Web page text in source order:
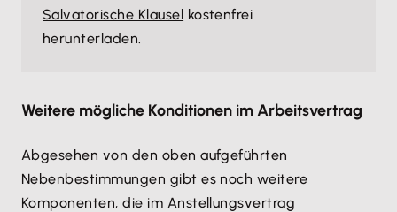
Salvatorische Klausel kostenfrei
herunterladen.
Weitere mögliche Konditionen im Arbeitsvertrag
Abgesehen von den oben aufgeführten
Nebenbestimmungen gibt es noch weitere
Komponenten, die im Anstellungsvertrag